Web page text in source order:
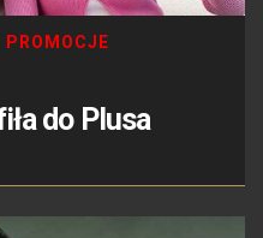
PROMOCJE
do Plusa